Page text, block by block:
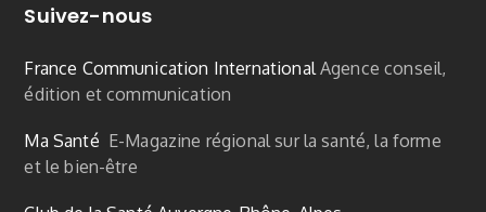
Suivez-nous
France Communication InternationalAgence conseil,
édition et communication
Ma Santé E-Magazine régional sur la santé, la forme
et le bien-être